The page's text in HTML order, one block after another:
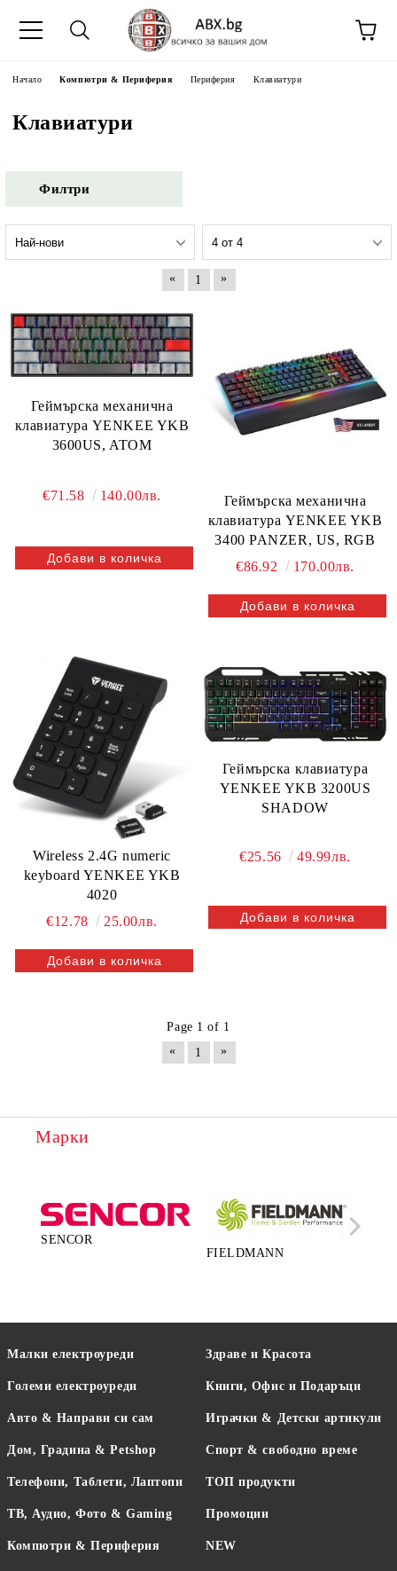
Начало Компютри & Периферия Периферия Клавиатури
Клавиатури
Филтри
« 1 »
Геймърскa механична
клавиатура YENKEE YKB
3600US, ATOM
€71.58 140.00лв.
Геймърскa механична
клавиатура YENKEE YKB
3400 PANZER, US, RGB
€86.92
170.00лв.
Wireless 2.4G numeric
keyboard YENKEE YKB
4020
€12.78
25.00лв.
Геймърска клавиатура
YENKEE YKB 3200US
SHADOW
€25.56 49.99лв.
Page 1 of 1
«
1 »
Марки
SENCOR
FIELDMANN
Малки електроуреди
Големи електроуреди
Авто & Направи си сам
Дом, Градина & Petshop
Телефони, Таблети, Лаптопи
ТВ, Аудио, Фото & Gaming
Компютри & Периферия
Здраве и Красота
Книги, Офис и Подаръци
Играчки & Детски артикули
Спорт & свободно време
ТОП продукти
Промоции
NEW